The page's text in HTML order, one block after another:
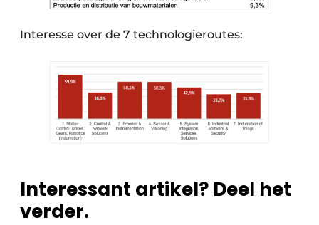
Interesse over de 7 technologieroutes:
Interessant artikel? Deel het
verder.